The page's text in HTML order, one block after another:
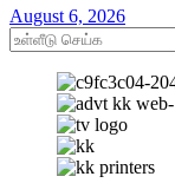
August 6, 2026